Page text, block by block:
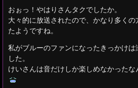
おぉっ！やはりさんタクでしたか。
大々的に放送されたので、かなり多く
たようですね。
私がブルーのファンになったきっかけ
した。
けいさんは音だけしか楽しめなかった